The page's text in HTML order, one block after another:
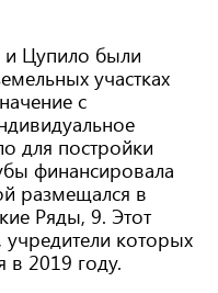
и Цупило были
участках
с
для постройки
финансировала
размещался в
Ряды, 9. Этот
которых
в 2019 году.